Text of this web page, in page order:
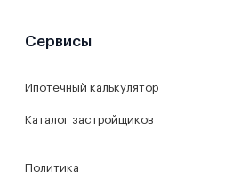
Сервисы
Ипотечный калькулятор
Каталог застройщиков
Политика